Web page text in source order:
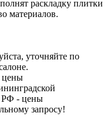
раскладку плитки
материалов.
уточняйте по
цены
РФ - цены
запросу!